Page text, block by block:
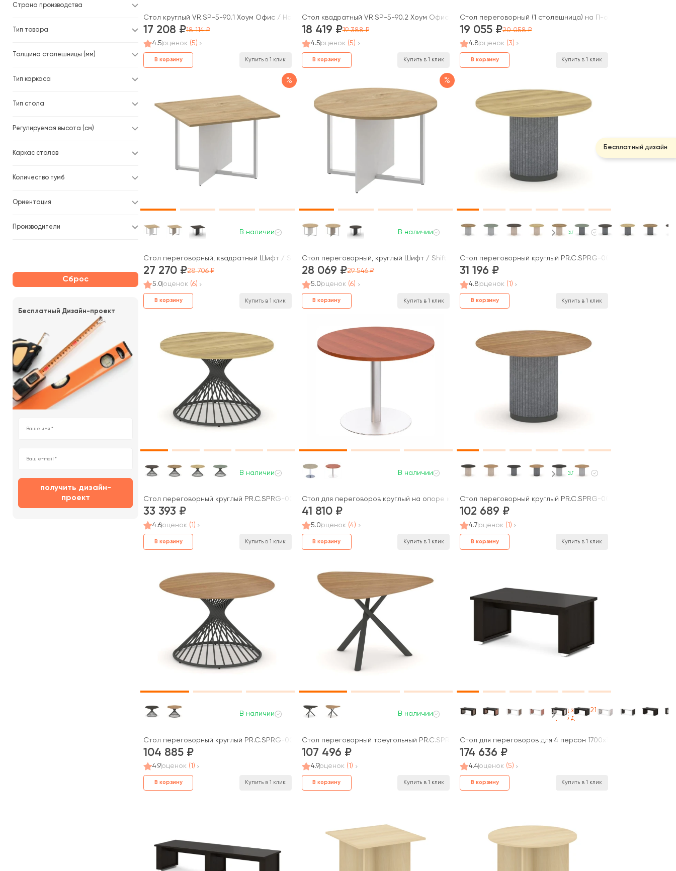
Страна производства
Тип товара
Толщина столешницы (мм)
Тип каркаса
Тип стола
Регулируемая высота (см)
Каркас столов
Количество тумб
Ориентация
Производители
Сброс
Бесплатный Дизайн-проект
получить дизайн-
проект
Стол круглый VR.SP-5-90.1 Хоум Офис / Home Office
17 208
18 114
4.5оценок (5)
В корзину Купить в 1 клик
Стол квадратный VR.SP-5-90.2 Хоум Офис / Home Office
18 419
19 388
4.5оценок (5)
В корзину Купить в 1 клик
Стол переговорный (1 столешница) на П-образном м/к
19 055
20 058
4.8оценок (3)
В корзину Купить в 1 клик
%
В наличии
Стол переговорный, квадратный Шифт / Shift
27 270
28 706
5.0 оценок (6)
В корзину Купить в 1 клик
%
В наличии
Стол переговорный, круглый Шифт / Shift
28 069
29 546
5.0оценок (6)
В корзину Купить в 1 клик
В наличии
Стол переговорный круглый PR.C.SPRG-005.D
31 196
4.8 оценок (1)
В корзину Купить в 1 клик
В наличии
Стол переговорный круглый PR.C.SPRG-003.D 1200х1200х750 Оак / Oak
33 393
4.6оценок (1)
В корзину Купить в 1 клик
В наличии
Стол для переговоров круглый на опоре колонне ПТ 141 Patriot
41 810
5.0оценок (4)
В корзину Купить в 1 клик
В наличии
Стол переговорный круглый PR.C.SPRG-006.M
102 689
4.7оценок (1)
В корзину Купить в 1 клик
В наличии
Стол переговорный круглый PR.C.SPRG-003.M 1200х1200х750 Оак / Oak
104 885
4.9оценок (1)
В корзину Купить в 1 клик
В наличии
Стол переговорный треугольный PR.C.SPRG-005.M 1200х1200х750 Оак / Oak
107 496
4.9оценок (1)
В корзину Купить в 1 клик
Под заказ 21
раб дней
Стол для переговоров для 4 персон 1700х1000х750 Грейс /
174 636
4.4оценок (5)
В корзину Купить в 1 клик
Бесплатный дизайн